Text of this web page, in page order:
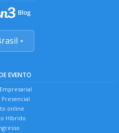
EVENTO
Presencial
online
Híbrido